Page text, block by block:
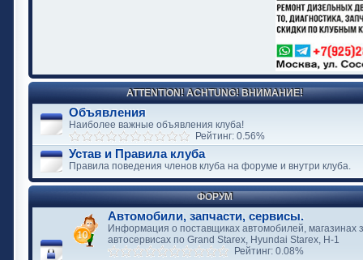
ATTENTION! ACHTUNG! ВНИМАНИЕ!
Объявления
Наиболее важные объявления клуба!
Рейтинг: 0.56%
Устав и Правила клуба
Правила поведения членов клуба на форуме и внутри клуба.
ФОРУМ
Автомобили, запчасти, сервисы.
Информация о поставщиках автомобилей, магазинах
автосервисах по Grand Starex, Hyundai Starex, H-1
Рейтинг: 0.08%